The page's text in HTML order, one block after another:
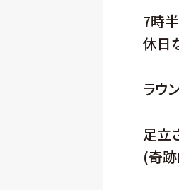
7時
休日
ラウ
足立
(奇